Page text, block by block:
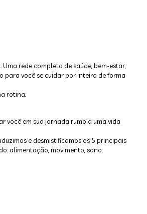
Uma rede completa de saúde, bem-estar,
para você se cuidar por inteiro de forma
rotina.
você em sua jornada rumo a uma vida
e desmistificamos os 5 principais
alimentação, movimento, sono,